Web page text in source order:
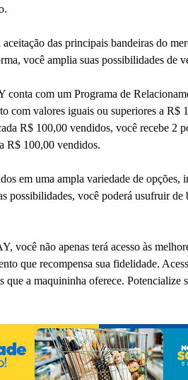
das principais bandeiras do
você amplia suas possibilidades de
conta com um Programa de
com valores iguais ou superiores a R$
R$ 100,00 vendidos, você recebe 2
R$ 100,00 vendidos.
em uma ampla variedade de
possibilidades, você poderá usufruir
você não apenas terá acesso às
que recompensa sua fidelidade.
que a maquininha oferece. Potencialize